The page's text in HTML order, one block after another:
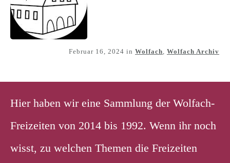
Februar 16, 2024 in Wolfach Wolfach Archiv
Hier haben wir eine Sammlung der Wolfach-
Freizeiten von 2014 bis 1992. Wenn ihr noch
wisst, zu welchen Themen die Freizeiten